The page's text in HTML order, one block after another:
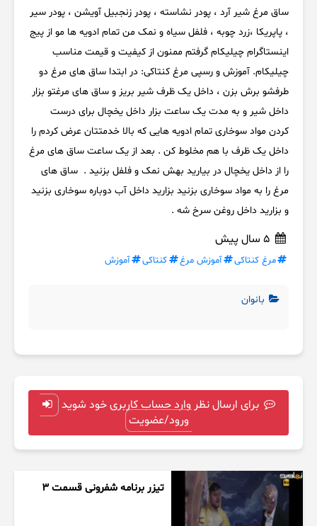
ساق مرغ شیر آرد ، پودر نشاسته ، پودر زنجبیل آویشن ، پودر سیر
، پاپریکا ،زرد چوبه ، فلفل سیاه و نمک من تمام ادویه ها مو از پیج
اینستاگرام چیلیکام گرفتم ممنون از کیفیت و قیمت مناسب
چیلیکام. آموزش و رسپی مرغ کنتاکی: در ابتدا ساق های مرغ دو
طرفشو برش بزن ، داخل یک ظرف شیر بریز و ساق های مرغتو بزار
داخل شیر و به مدت یک ساعت بزار داخل یخچال برای درست
کردن مواد سوخاری تمام ادویه هایی که بالا خدمتتان عرض کردم را
داخل یک ظرف با هم مخلوط کن . بعد از یک ساعت ساق های مرغ
را از داخل یخچال در بیارید بهش نمک و فلفل بزنید . ساق های
مرغ را به مواد سوخاری بزنید بزارید داخل آب دوباره سوخاری بزنید
و بزارید داخل روغن سرخ شه .
مرغ کنتاکی آموزش مرغ کنتاکی آموزش
بانوان
برای ارسال نظر وارد حساب کاربری خود شوید
ورود/عضویت
تیزر برنامه شفرونی قسمت ۳